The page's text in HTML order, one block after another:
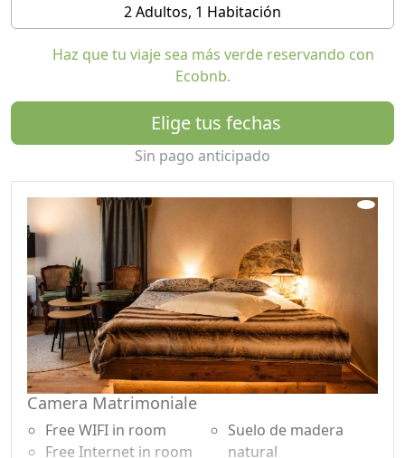
Cada unidad tiene un baño privado, mientras que
algunas habitaciones también cuentan con un balcón o
vistas impresionantes de las montañas circundantes.
Para empezar el día, los huéspedes podrán disfrutar de
un rico desayuno a base de productos locales. Para
aquellos que lo deseen, también se encuentran
disponibles almuerzos para llevar y una cafetería.
Patatouc Country House es perfecto para los amantes
de las actividades al aire libre: en los alrededores es
posible practicar senderismo y ciclismo, explorando los
senderos que caracterizan esta maravillosa zona. La
estructura es también una escala del GTA (Gran
Travesía de los Alpes), frecuentada por excursionistas
de todo el mundo.
Desde el punto de vista ecológico, nos
comprometemos a minimizar el impacto ambiental. La
casa está equipada con 14 paneles fotovoltaicos con
almacenamiento de energía, que garantizan la
electricidad necesaria para el funcionamiento de la
2 Adultos, 1 Habitación
Haz que tu viaje sea más verde reservando con
Ecobnb.
Elige tus fechas
Sin pago anticipado
Camera Matrimoniale
Free WIFI in room
Free Internet in room
Suelo de madera
natural